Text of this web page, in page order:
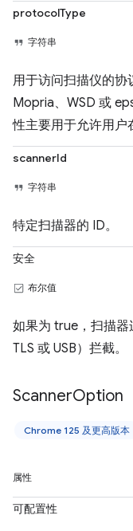
protocolType
字符串
用于访问扫描仪的协
Mopria、WSD 或
性主要用于允许用户
scannerId
字符串
特定扫描器的 ID。
安全
布尔值
如果为 true，扫描器
TLS 或 USB）拦截。
ScannerOption
Chrome 125 及更高版本
属性
可配置性